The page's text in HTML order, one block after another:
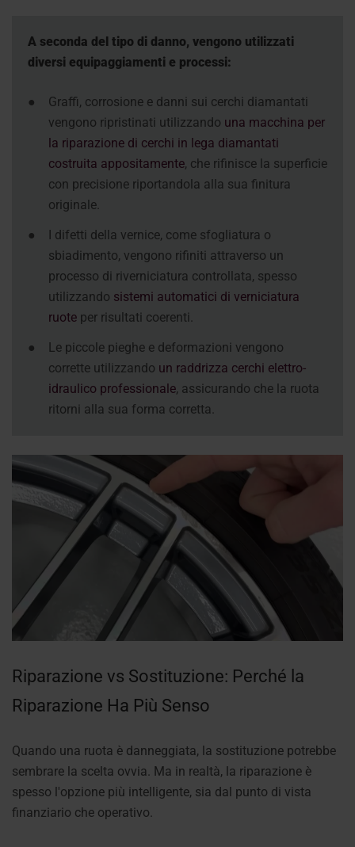
A seconda del tipo di danno, vengono utilizzati
diversi equipaggiamenti e processi:
●
Graffi, corrosione e danni sui cerchi diamantati
vengono ripristinati utilizzando una macchina per
la riparazione di cerchi in lega diamantati
costruita appositamente, che rifinisce la superficie
con precisione riportandola alla sua finitura
originale.
●
I difetti della vernice, come sfogliatura o
sbiadimento, vengono rifiniti attraverso un
processo di riverniciatura controllata, spesso
utilizzando sistemi automatici di verniciatura
ruoteper risultati coerenti.
●
Le piccole pieghe e deformazioni vengono
corrette utilizzando un raddrizza cerchi elettro-
idraulico professionale, assicurando che la ruota
ritorni alla sua forma corretta.
Riparazione vs Sostituzione: Perché la
Riparazione Ha Più Senso
Quando una ruota è danneggiata, la sostituzione potrebbe
sembrare la scelta ovvia. Ma in realtà, la riparazione è
spesso l'opzione più intelligente, sia dal punto di vista
finanziario che operativo.